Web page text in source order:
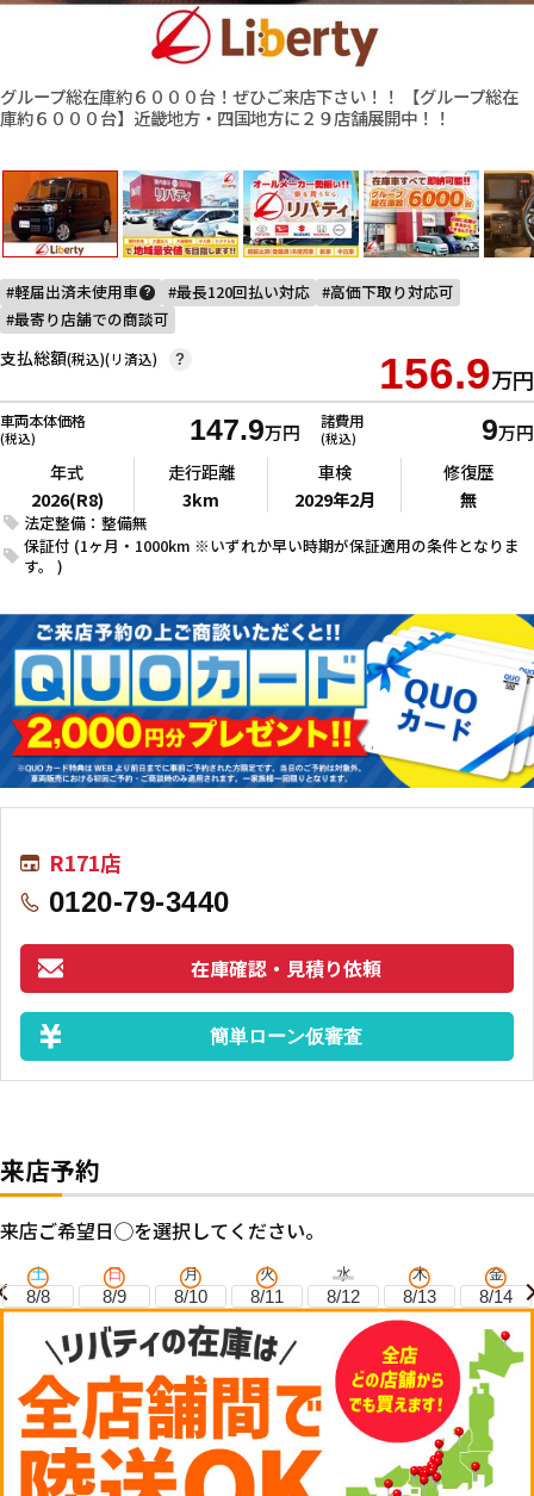
グループ総在庫約６０００台！ぜひご来店下さい！！ 【グループ総在
庫約６０００台】近畿地方・四国地方に２９店舗展開中！！
軽届出済未使用車 ? 最長120回払い対応
高価下取り対応可
最寄り店舗での商談可
支払総額(税込)(リ済込) 156.9万円
?
車両本体価格
(税込) 147.9万円 諸費用
(税込) 9万円
法定整備：整備無
保証付 (1ヶ月・1000km ※いずれか早い時期が保証適用の条件となりま
す。 )
年式
2026(R8)
走行距離
3km
車検
2029年2月
修復歴
無
R171店
0120-79-3440
在庫確認・見積り依頼
簡単ローン仮審査
来店予約
来店ご希望日◯を選択してください。
土
8/8
日
8/9
月
8/10
火
8/11
水
8/12
木
8/13
金
8/14